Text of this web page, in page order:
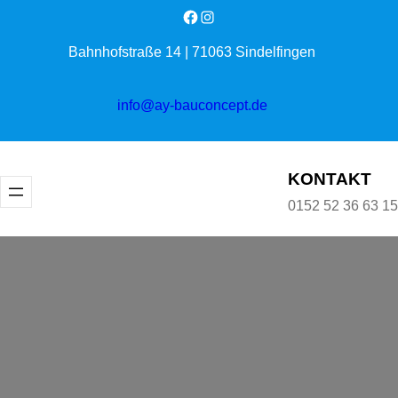
Facebook
Instagram
Bahnhofstraße 14 | 71063 Sindelfingen
info@ay-bauconcept.de
KONTAKT
0152 52 36 63 15